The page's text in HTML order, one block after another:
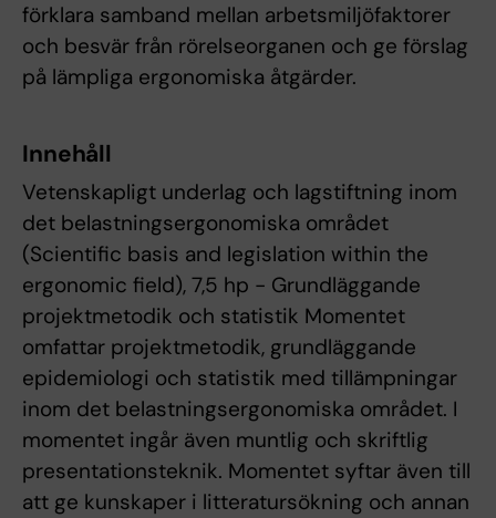
förklara samband mellan arbetsmiljöfaktorer
och besvär från rörelseorganen och ge förslag
på lämpliga ergonomiska åtgärder.
Innehåll
Vetenskapligt underlag och lagstiftning inom
det belastningsergonomiska området
(Scientific basis and legislation within the
ergonomic field), 7,5 hp - Grundläggande
projektmetodik och statistik Momentet
omfattar projektmetodik, grundläggande
epidemiologi och statistik med tillämpningar
inom det belastningsergonomiska området. I
momentet ingår även muntlig och skriftlig
presentationsteknik. Momentet syftar även till
att ge kunskaper i litteratursökning och annan